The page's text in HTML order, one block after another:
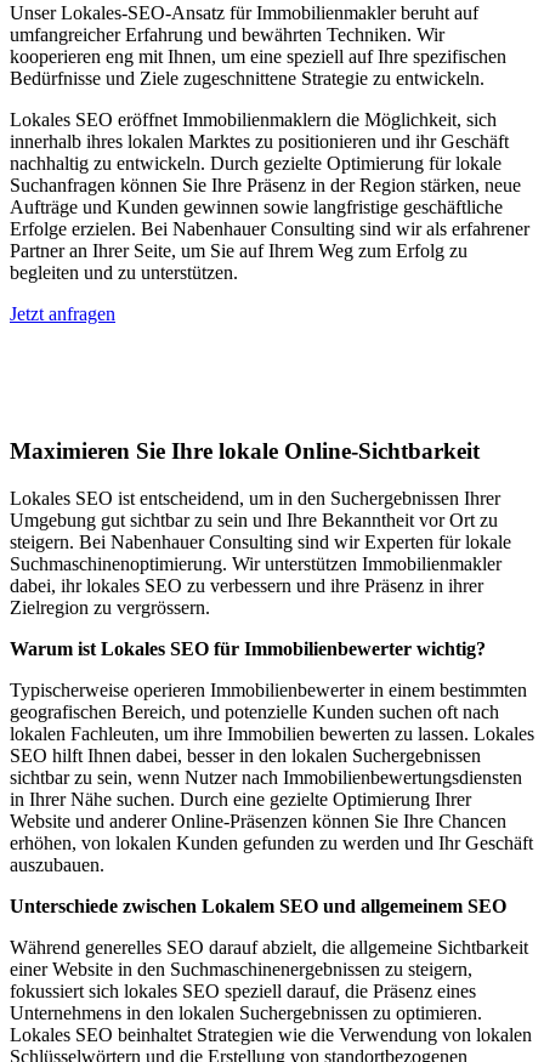
Unser Lokales-SEO-Ansatz für Immobilienmakler beruht auf
umfangreicher Erfahrung und bewährten Techniken. Wir
kooperieren eng mit Ihnen, um eine speziell auf Ihre spezifischen
Bedürfnisse und Ziele zugeschnittene Strategie zu entwickeln.
Lokales SEO eröffnet Immobilienmaklern die Möglichkeit, sich
innerhalb ihres lokalen Marktes zu positionieren und ihr Geschäft
nachhaltig zu entwickeln. Durch gezielte Optimierung für lokale
Suchanfragen können Sie Ihre Präsenz in der Region stärken, neue
Aufträge und Kunden gewinnen sowie langfristige geschäftliche
Erfolge erzielen. Bei Nabenhauer Consulting sind wir als erfahrener
Partner an Ihrer Seite, um Sie auf Ihrem Weg zum Erfolg zu
begleiten und zu unterstützen.
Jetzt anfragen
Maximieren Sie Ihre lokale Online-Sichtbarkeit
Lokales SEO ist entscheidend, um in den Suchergebnissen Ihrer
Umgebung gut sichtbar zu sein und Ihre Bekanntheit vor Ort zu
steigern. Bei Nabenhauer Consulting sind wir Experten für lokale
Suchmaschinenoptimierung. Wir unterstützen Immobilienmakler
dabei, ihr lokales SEO zu verbessern und ihre Präsenz in ihrer
Zielregion zu vergrössern.
Warum ist Lokales SEO für Immobilienbewerter wichtig?
Typischerweise operieren Immobilienbewerter in einem bestimmten
geografischen Bereich, und potenzielle Kunden suchen oft nach
lokalen Fachleuten, um ihre Immobilien bewerten zu lassen. Lokales
SEO hilft Ihnen dabei, besser in den lokalen Suchergebnissen
sichtbar zu sein, wenn Nutzer nach Immobilienbewertungsdiensten
in Ihrer Nähe suchen. Durch eine gezielte Optimierung Ihrer
Website und anderer Online-Präsenzen können Sie Ihre Chancen
erhöhen, von lokalen Kunden gefunden zu werden und Ihr Geschäft
auszubauen.
Unterschiede zwischen Lokalem SEO und allgemeinem SEO
Während generelles SEO darauf abzielt, die allgemeine Sichtbarkeit
einer Website in den Suchmaschinenergebnissen zu steigern,
fokussiert sich lokales SEO speziell darauf, die Präsenz eines
Unternehmens in den lokalen Suchergebnissen zu optimieren.
Lokales SEO beinhaltet Strategien wie die Verwendung von lokalen
Schlüsselwörtern und die Erstellung von standortbezogenen